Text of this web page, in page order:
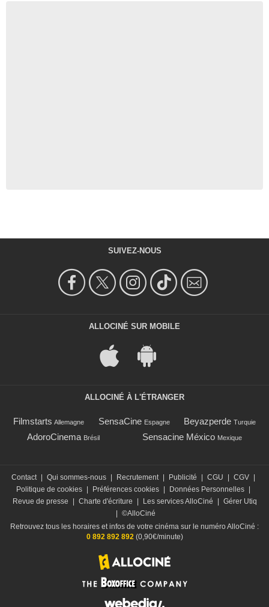
SUIVEZ-NOUS
ALLOCINÉ SUR MOBILE
ALLOCINÉ À L'ÉTRANGER
Filmstarts Allemagne SensaCine Espagne Beyazperde Turquie
AdoroCinema Brésil Sensacine México Mexique
Contact | Qui sommes-nous | Recrutement | Publicité | CGU | CGV |
Politique de cookies | Préférences cookies | Données Personnelles |
Revue de presse
| Charte d'écriture | Les services AlloCiné | Gérer Utiq
| ©AlloCiné
Retrouvez tous les horaires et infos de votre cinéma sur le numéro AlloCiné :
0 892 892 892 (0,90€/minute)